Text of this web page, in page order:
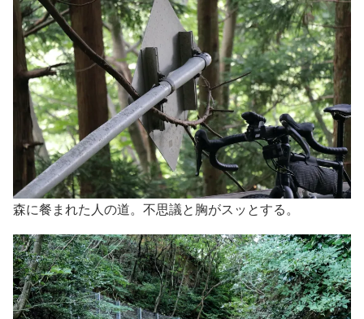
森に餐まれた人の道。不思議と胸がスッとする。